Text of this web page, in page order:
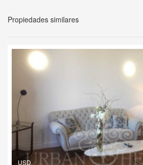
Propiedades similares
USD